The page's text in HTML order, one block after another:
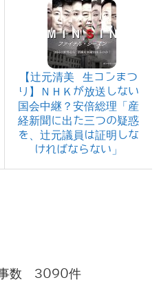
【辻元清美 生コンまつ
り】ＮＨＫが放送しない
国会中継？安倍総理「産
経新聞に出た三つの疑惑
を、辻元議員は証明しな
ければならない」
事数 3090件